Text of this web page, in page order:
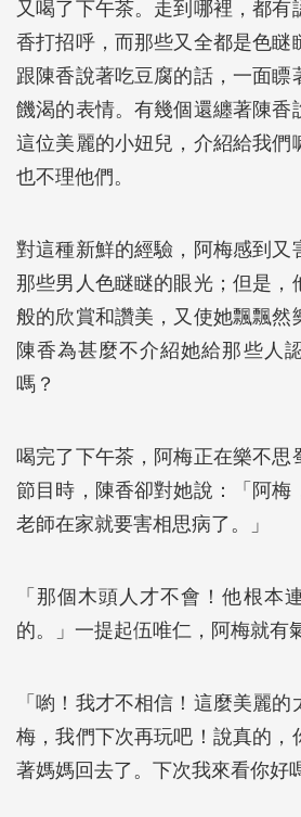
又喝了下午茶。走到哪裡，都有
香打招呼，而那些又全都是色瞇
跟陳香說著吃豆腐的話，一面瞟
饑渴的表情。有幾個還纏著陳香
這位美麗的小妞兒，介紹給我們
也不理他們。
對這種新鮮的經驗，阿梅感到又
那些男人色瞇瞇的眼光；但是，
般的欣賞和讚美，又使她飄飄然
陳香為甚麼不介紹她給那些人
嗎？
喝完了下午茶，阿梅正在樂不思
節目時，陳香卻對她說：「阿梅
老師在家就要害相思病了。」
「那個木頭人才不會！他根本
的。」一提起伍唯仁，阿梅就有
「喲！我才不相信！這麼美麗
梅，我們下次再玩吧！說真的，
著媽媽回去了。下次我來看你好